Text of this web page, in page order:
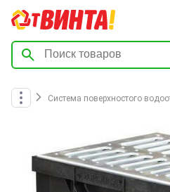
Система поверхностого